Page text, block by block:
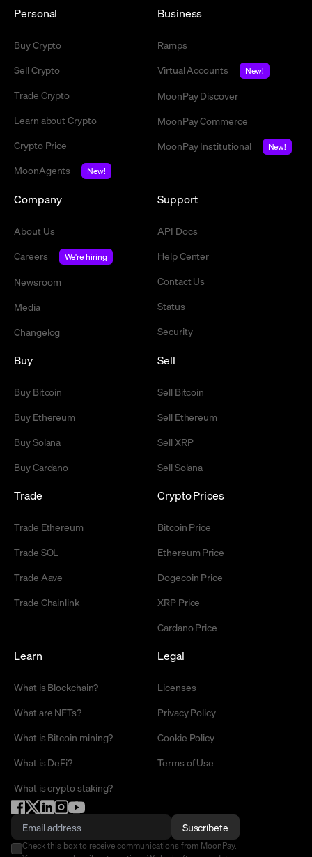
Personal
Buy Crypto
Sell Crypto
Trade Crypto
Learn about Crypto
Crypto Price
MoonAgents
New!
Business
Ramps
Virtual Accounts
New!
MoonPay Discover
MoonPay Commerce
MoonPay Institutional
New!
Company
About Us
Careers
We're hiring
Newsroom
Media
Changelog
Support
API Docs
Help Center
Contact Us
Status
Security
Buy
Buy Bitcoin
Buy Ethereum
Buy Solana
Buy Cardano
Sell
Sell Bitcoin
Sell Ethereum
Sell XRP
Sell Solana
Trade
Trade Ethereum
Trade SOL
Trade Aave
Trade Chainlink
Crypto Prices
Bitcoin Price
Ethereum Price
Dogecoin Price
XRP Price
Cardano Price
Learn
What is Blockchain?
What are NFTs?
What is Bitcoin mining?
What is DeFi?
What is crypto staking?
Legal
Licenses
Privacy Policy
Cookie Policy
Terms of Use
Suscríbete
Check this box to receive communications from MoonPay.